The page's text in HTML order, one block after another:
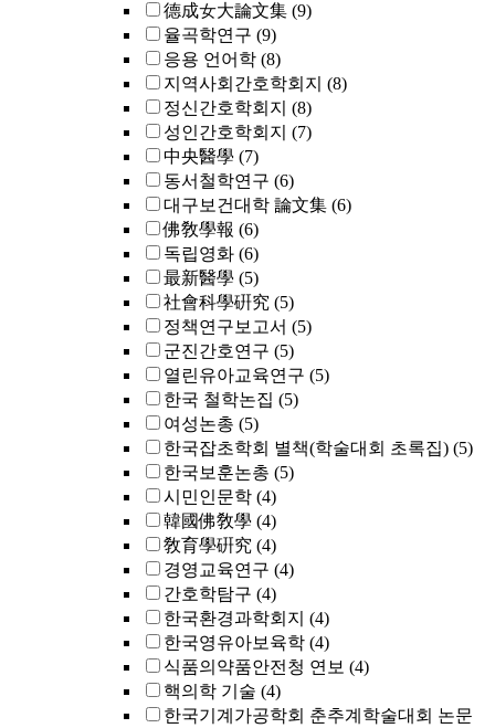
德成女大論文集 (9)
율곡학연구 (9)
응용 언어학 (8)
지역사회간호학회지 (8)
정신간호학회지 (8)
성인간호학회지 (7)
中央醫學 (7)
동서철학연구 (6)
대구보건대학 論文集 (6)
佛敎學報 (6)
독립영화 (6)
最新醫學 (5)
社會科學硏究 (5)
정책연구보고서 (5)
군진간호연구 (5)
열린유아교육연구 (5)
한국 철학논집 (5)
여성논총 (5)
한국잡초학회 별책(학술대회 초록집) (5)
한국보훈논총 (5)
시민인문학 (4)
韓國佛敎學 (4)
敎育學硏究 (4)
경영교육연구 (4)
간호학탐구 (4)
한국환경과학회지 (4)
한국영유아보육학 (4)
식품의약품안전청 연보 (4)
핵의학 기술 (4)
한국기계가공학회 춘추계학술대회 논문